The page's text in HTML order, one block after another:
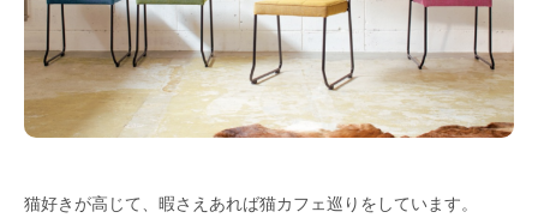
熊本店
096-274-8175
猫好きが高じて、暇さえあれば猫カフェ巡りをしています。